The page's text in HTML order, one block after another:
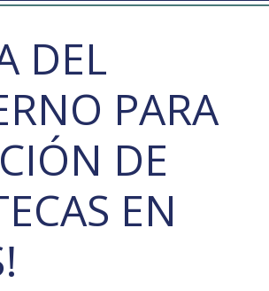
DEL
PARA
DE
EN